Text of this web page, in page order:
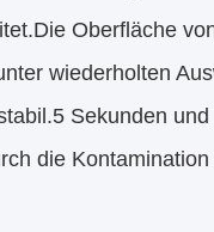
Oberfläche
wiederholten
Sekunden
die